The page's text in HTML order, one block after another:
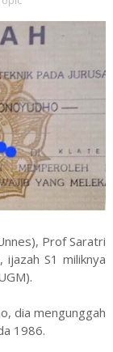
Prof Saratri
ijazah S1 miliknya
dia mengunggah
1986.